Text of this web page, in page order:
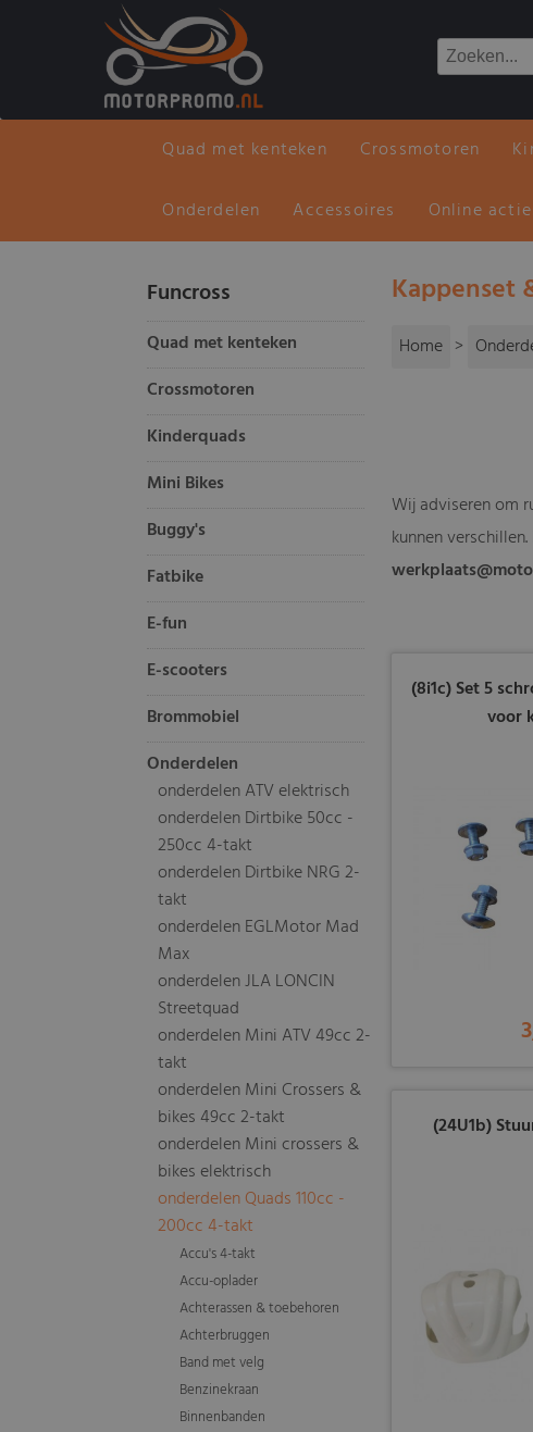
Quad met kenteken Crossmotoren
Onderdelen Accessoires Online
Funcross
Quad met kenteken
Crossmotoren
Kinderquads
Mini Bikes
Buggy's
Fatbike
E-fun
E-scooters
Brommobiel
Onderdelen
onderdelen ATV elektrisch
onderdelen Dirtbike 50cc -
250cc 4-takt
onderdelen Dirtbike NRG 2-
takt
onderdelen EGLMotor Mad
Max
onderdelen JLA LONCIN
Streetquad
onderdelen Mini ATV 49cc 2-
takt
onderdelen Mini Crossers &
bikes 49cc 2-takt
onderdelen Mini crossers &
bikes elektrisch
onderdelen Quads 110cc -
200cc 4-takt
Accu's 4-takt
Accu-oplader
Achterassen & toebehoren
Achterbruggen
Band met velg
Benzinekraan
Binnenbanden
Kappenset
Home >
Wij adviseren om
kunnen
(8i1c) Set 5
voor
(24U1b)